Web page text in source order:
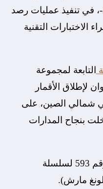
، في تنفيذ عمليات رصد
الاختبارات التقنية
التابعة لمجموعة
تايوان لإطلاق الأقمار
شمالي الصين، على
بنجاح المدارات
وتعد عملية الإطلاق المهمة رقم 593 لسلسلة
مارش).